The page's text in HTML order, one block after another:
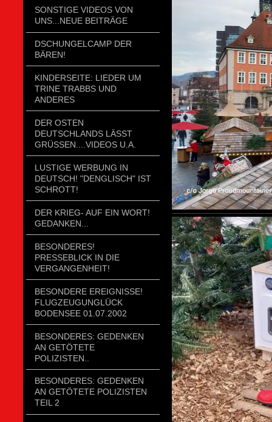
SONSTIGE VIDEOS VON
UNS...NEUE BEITRÄGE
DSCHUNGELCAMP DER
BÄREN!
KINDERSEITE: LIEDER UM
TRINE TRABBS UND
ANDERES
DER OSTEN
DEUTSCHLANDS LÄSST
GRÜSSEN....VIDEOS U.A.
LUSTIGE WERBUNG IN
DEUTSCH! "DENGLISCH" IST
SCHROTT!
DER KRIEG- AUF EIN WORT!
GEDANKEN...
BESONDERES!
PRESSEBLICK IN DIE
VERGANGENHEIT!
BESONDERE EREIGNISSE!
FLUGZEUGUNGLÜCK
BODENSEE 01.07.2002
BESONDERES: GEDENKEN
AN GETÖTETE
POLIZISTEN..
BESONDERES: GEDENKEN
AN GETÖTETE POLIZISTEN
TEIL 2